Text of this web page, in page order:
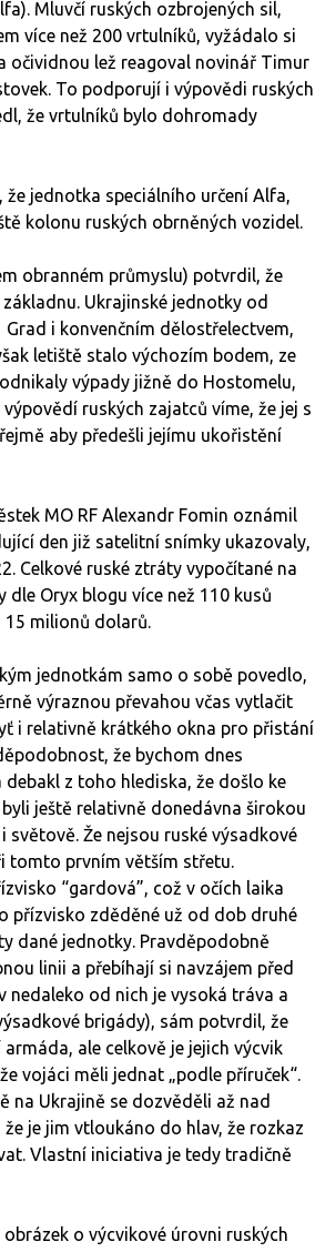
Mluvčí ruských ozbrojených sil,
více než 200 vrtulníků, vyžádalo si
očividnou lež reagoval novinář Timur
To podporují i výpovědi ruských
že vrtulníků bylo dohromady
jednotka speciálního určení Alfa,
kolonu ruských obrněných vozidel.
obranném průmyslu) potvrdil, že
Ukrajinské jednotky od
i konvenčním dělostřelectvem,
letiště stalo výchozím bodem, ze
výpady jižně do Hostomelu,
ruských zajatců víme, že jej s
aby předešli jejímu ukořistění
MO RF Alexandr Fomin oznámil
den již satelitní snímky ukazovaly,
Celkové ruské ztráty vypočítané na
Oryx blogu více než 110 kusů
15 milionů dolarů.
jednotkám samo o sobě povedlo,
výraznou převahou včas vytlačit
i relativně krátkého okna pro přistání
že bychom dnes
z toho hlediska, že došlo ke
ještě relativně donedávna širokou
Že nejsou ruské výsadkové
tomto prvním větším střetu.
“gardová”, což v očích laika
přízvisko zděděné už od dob druhé
dané jednotky. Pravděpodobně
linii a přebíhají si navzájem před
od nich je vysoká tráva a
brigády), sám potvrdil, že
ale celkově je jejich výcvik
vojáci měli jednat „podle příruček“.
na Ukrajině se dozvěděli až nad
je jim vtloukáno do hlav, že rozkaz
Vlastní iniciativa je tedy tradičně
o výcvikové úrovni ruských